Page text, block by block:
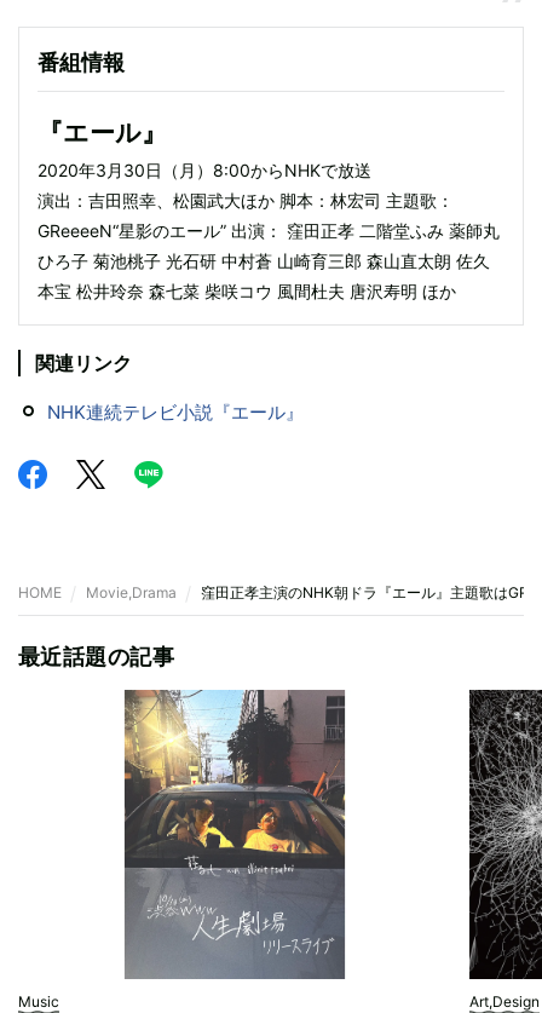
番組情報
『エール』
2020年3月30日（月）8:00からNHKで放送
演出：吉田照幸、松園武大ほか 脚本：林宏司 主題歌：
GReeeeN“星影のエール” 出演： 窪田正孝 二階堂ふみ 薬師丸
ひろ子 菊池桃子 光石研 中村蒼 山崎育三郎 森山直太朗 佐久
本宝 松井玲奈 森七菜 柴咲コウ 風間杜夫 唐沢寿明 ほか
関連リンク
NHK連続テレビ小説『エール』
HOME Movie,Drama 窪田正孝主演のNHK朝ドラ『エール』主題歌は
最近話題の記事
Music Art,Design